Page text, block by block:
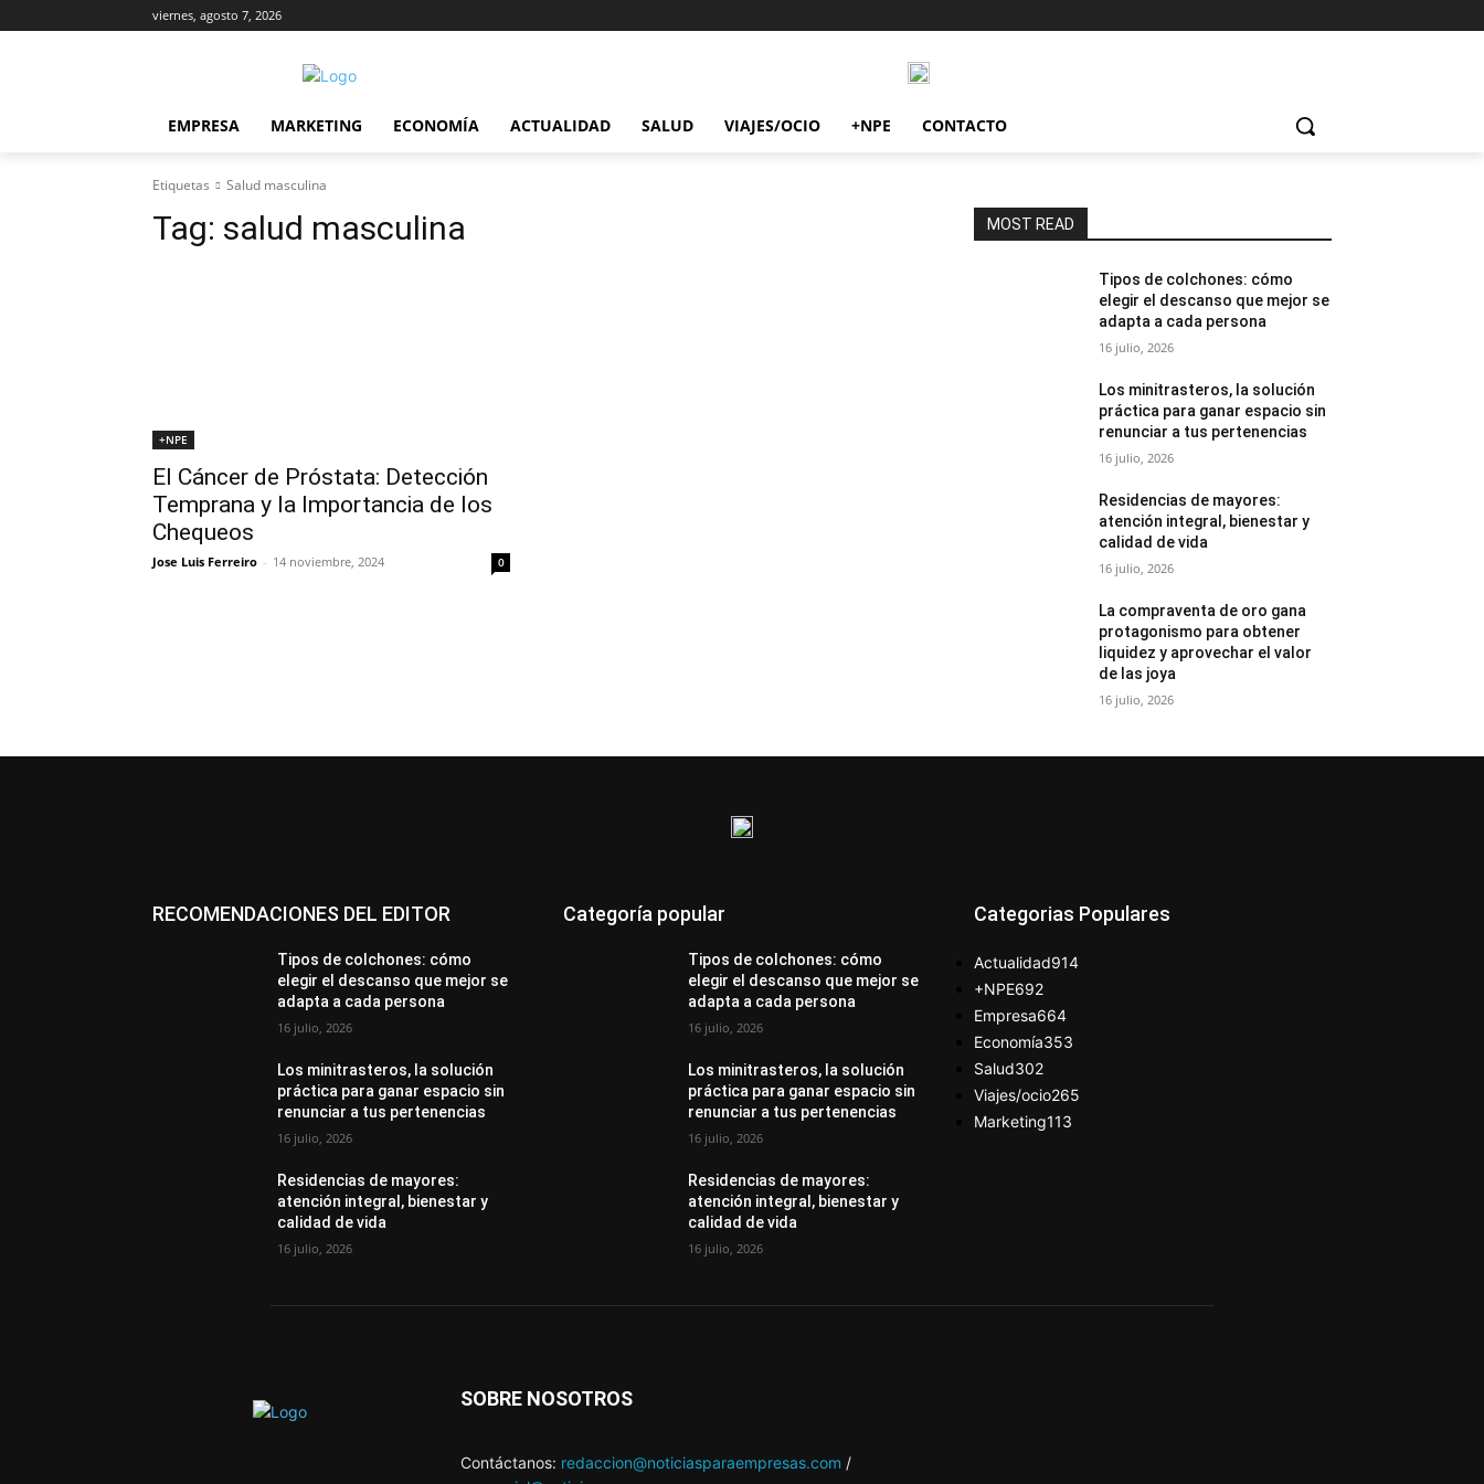
viernes, agosto 7, 2026
EMPRESA MARKETING ECONOMÍA ACTUALIDAD SALUD VIAJES/OCIO +NPE CONTACTO
Etiquetas Salud masculina
Tag: salud masculina
+NPE
El Cáncer de Próstata: Detección
Temprana y la Importancia de los
Chequeos
Jose Luis Ferreiro - 14 noviembre, 2024 0
MOST READ
Tipos de colchones: cómo
elegir el descanso que mejor se
adapta a cada persona
16 julio, 2026
Los minitrasteros, la solución
práctica para ganar espacio sin
renunciar a tus pertenencias
16 julio, 2026
Residencias de mayores:
atención integral, bienestar y
calidad de vida
16 julio, 2026
La compraventa de oro gana
protagonismo para obtener
liquidez y aprovechar el valor
de las joya
16 julio, 2026
RECOMENDACIONES DEL EDITOR
Tipos de colchones: cómo
elegir el descanso que mejor se
adapta a cada persona
16 julio, 2026
Los minitrasteros, la solución
práctica para ganar espacio sin
renunciar a tus pertenencias
16 julio, 2026
Residencias de mayores:
atención integral, bienestar y
calidad de vida
16 julio, 2026
Categoría popular
Tipos de colchones: cómo
elegir el descanso que mejor se
adapta a cada persona
16 julio, 2026
Los minitrasteros, la solución
práctica para ganar espacio sin
renunciar a tus pertenencias
16 julio, 2026
Residencias de mayores:
atención integral, bienestar y
calidad de vida
16 julio, 2026
Categorias Populares
Actualidad914
+NPE692
Empresa664
Economía353
Salud302
Viajes/ocio265
Marketing113
SOBRE NOSOTROS
Contáctanos: redaccion@noticiasparaempresas.com /